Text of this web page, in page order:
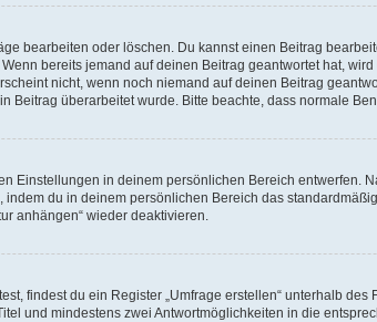
bearbeiten oder löschen. Du kannst einen Beitrag
bereits jemand auf deinen Beitrag geantwortet hat,
nicht, wenn noch niemand auf deinen Beitrag
überarbeitet wurde. Bitte beachte, dass normale
Einstellungen in deinem persönlichen Bereich entwerfen.
du in deinem persönlichen Bereich das
anhängen“ wieder deaktivieren.
findest du ein Register „Umfrage erstellen“ unterhalb
und mindestens zwei Antwortmöglichkeiten in die